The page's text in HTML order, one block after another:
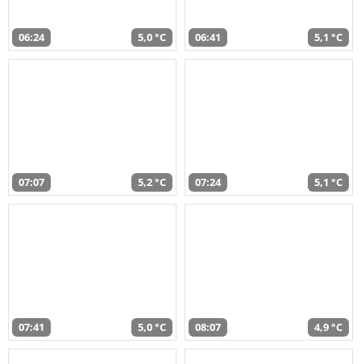
06:24 5,0 °C 06:41 5,1 °C
07:07 5,2 °C 07:24 5,1 °C
07:41 5,0 °C 08:07 4,9 °C